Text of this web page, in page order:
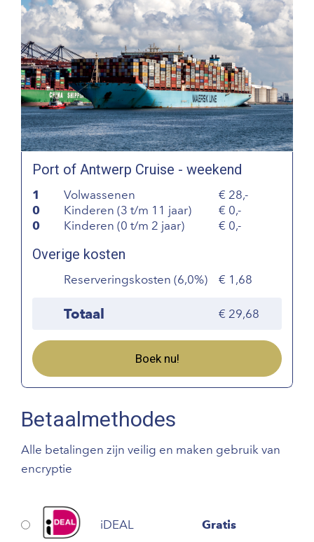
Port of Antwerp Cruise - weekend
1 Volwassenen
28,-
0
Kinderen (3 t/m 11 jaar)
0,-
0
Kinderen (0 t/m 2 jaar) 0,-
Overige kosten
Reserveringskosten (6,0%) 1,68
Totaal 29,68
Boek nu!
Betaalmethodes
Alle betalingen zijn veilig en maken gebruik van
encryptie
iDEAL Gratis